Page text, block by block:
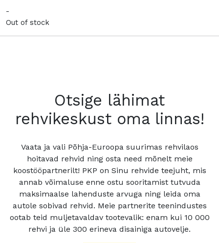
-
Out of stock
Otsige lähimat
rehvikeskust oma linnas!
Vaata ja vali Põhja-Euroopa suurimas rehvilaos
hoitavad rehvid ning osta need mõnelt meie
koostööpartnerilt! PKP on Sinu rehvide teejuht, mis
annab võimaluse enne ostu sooritamist tutvuda
maksimaalse lahenduste arvuga ning leida oma
autole sobivad rehvid. Meie partnerite teenindustes
ootab teid muljetavaldav tootevalik: enam kui 10 000
rehvi ja üle 300 erineva disainiga autovelje.